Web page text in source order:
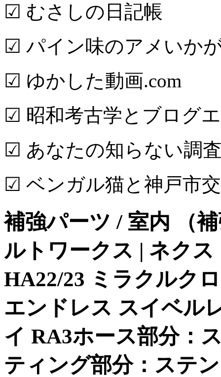
☑ むさしの日記帳
☑ パイン味のアメいか
☑ ゆかした動画.com
☑ 昭和考古学とブログ
☑ あなたの知らない調
☑ ベンガル猫と神戸市
補強パーツ / 室内 （
ルトワークス | ネク
HA22/23 ミラクルク
エンドレス スイベル
イ RA3ホース部分：
ティング部分：ステ